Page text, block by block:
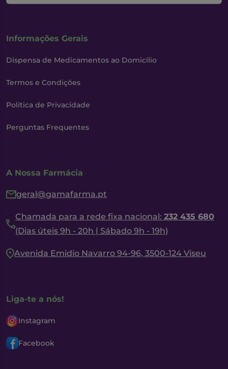
Informações Gerais
Dispensa de Medicamentos ao Domicílio
Termos e Condições
Política de Privacidade
Perguntas Frequentes
A Nossa Farmácia
geral@gamafarma.pt
Chamada para a rede fixa nacional: 232 435 680
(Dias úteis 9h - 20h | Sábado 9h - 19h)
Avenida Emidio Navarro 94-96, 3500-124 Viseu
Liga-te a nós!
Instagram
Facebook